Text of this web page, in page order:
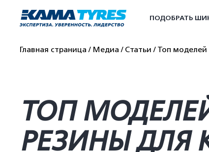
ПОДОБРАТЬ
Главная страница Медиа Статьи Топ моделей
ТОП МОДЕЛЕЙ
РЕЗИНЫ ДЛЯ